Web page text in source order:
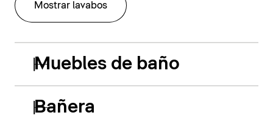
Mostrar lavabos
Muebles de baño
Bañera